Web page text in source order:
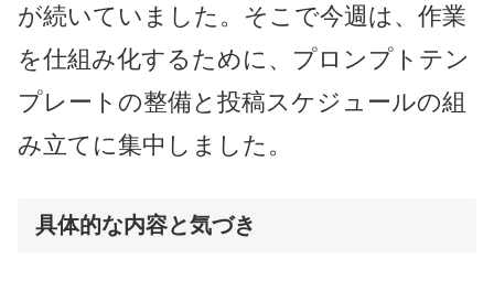
が続いていました。そこで今週は、作業
を仕組み化するために、プロンプトテン
プレートの整備と投稿スケジュールの組
み立てに集中しました。
具体的な内容と気づき